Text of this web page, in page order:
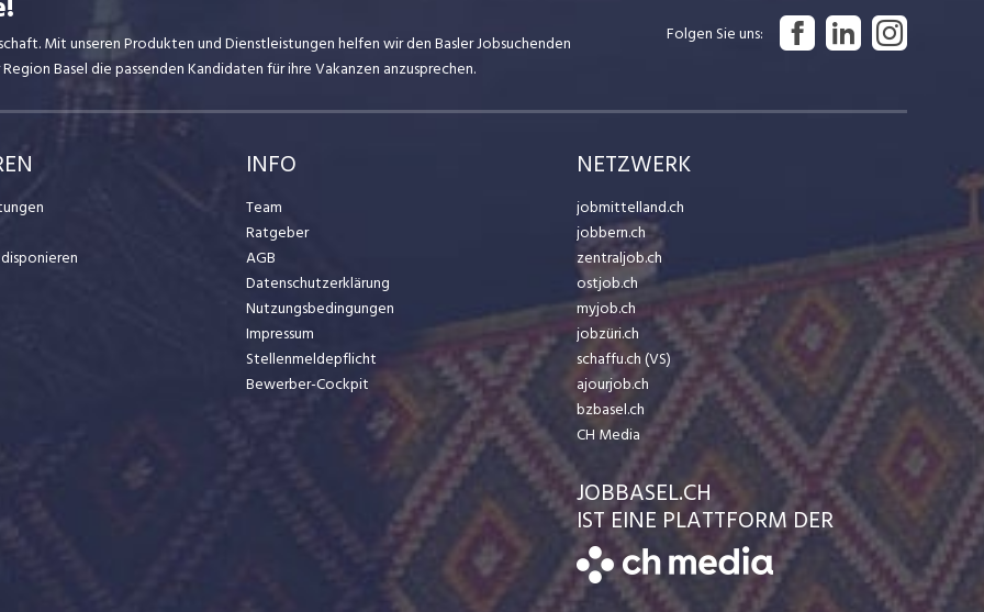
Mit unseren Produkten und Dienstleistungen helfen wir den Basler Jobsuchenden
Basel die passenden Kandidaten für ihre Vakanzen anzusprechen.
Folgen Sie uns
INFO
Team
Ratgeber
AGB
Datenschutzerklärung
Nutzungsbedingungen
Impressum
Stellenmeldepflicht
Bewerber-Cockpit
NETZWERK
jobmittelland.ch
jobbern.ch
zentraljob.ch
ostjob.ch
myjob.ch
jobzüri.ch
schaffu.ch (VS)
ajourjob.ch
bzbasel.ch
CH Media
JOBBASEL.CH
IST EINE PLATTFORM DER